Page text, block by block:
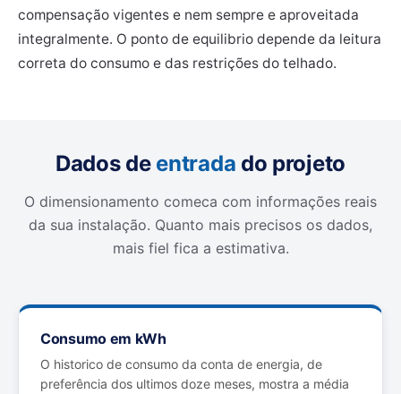
compensação vigentes e nem sempre e aproveitada
integralmente. O ponto de equilibrio depende da leitura
correta do consumo e das restrições do telhado.
Dados de entrada do projeto
O dimensionamento comeca com informações reais
da sua instalação. Quanto mais precisos os dados,
mais fiel fica a estimativa.
Consumo em kWh
O historico de consumo da conta de energia, de
preferência dos ultimos doze meses, mostra a média